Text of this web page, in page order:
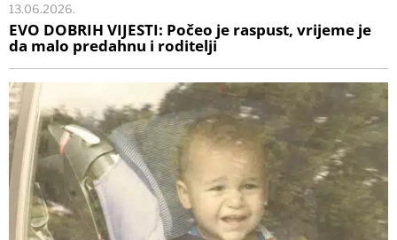
13.06.2026.
EVO DOBRIH VIJESTI: Počeo je raspust, vrijeme je
da malo predahnu i roditelji